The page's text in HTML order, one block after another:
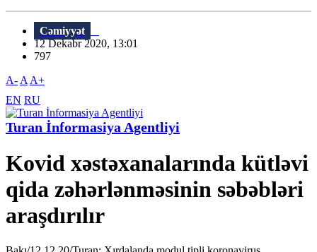
Cəmiyyət
12 Dekabr 2020, 13:01
797
A- A A+
EN RU
Turan İnformasiya Agentliyi
Kovid xəstəxanalarında kütləvi
qida zəhərlənməsinin səbəbləri
araşdırılır